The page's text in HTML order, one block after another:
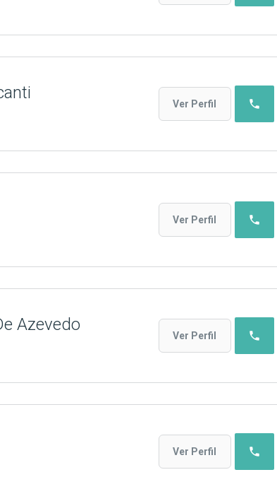
Ver Perfil phone
Ver Perfil phone
Azevedo
Ver Perfil phone
Ver Perfil phone